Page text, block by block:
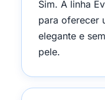
Sim. A linha
para oferecer
elegante e
pele.